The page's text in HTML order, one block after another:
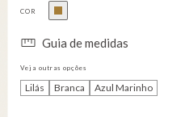
COR
Guia de medidas
Veja outras opções
Lilás Branca Azul Marinho